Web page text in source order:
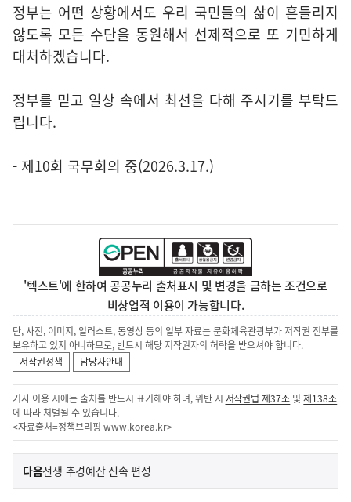
정부는 어떤 상황에서도 우리 국민들의 삶이 흔들리지
않도록 모든 수단을 동원해서 선제적으로 또 기민하게
대처하겠습니다.
정부를 믿고 일상 속에서 최선을 다해 주시기를 부탁드
립니다.
- 제10회 국무회의 중(2026.3.17.)
'텍스트'에 한하여 공공누리 출처표시 및 변경을 금하는 조건으로
비상업적 이용이 가능합니다.
단, 사진, 이미지, 일러스트, 동영상 등의 일부 자료는 문화체육관광부가 저작권 전부를
보유하고 있지 아니하므로, 반드시 해당 저작권자의 허락을 받으셔야 합니다.
저작권정책
담당자안내
기사 이용 시에는 출처를 반드시 표기해야 하며, 위반 시 저작권법 제37조 및제138조
에 따라 처벌될 수 있습니다.
<자료출처=정책브리핑 www.korea.kr>
이
전
다음기
전쟁 추경예산 신속 편성